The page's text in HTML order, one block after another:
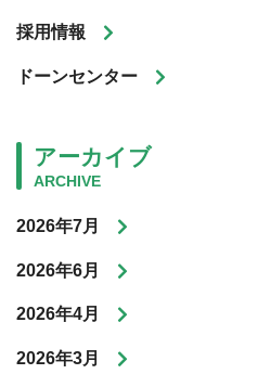
採用情報
ドーンセンター
アーカイブ
ARCHIVE
2026年7月
2026年6月
2026年4月
2026年3月